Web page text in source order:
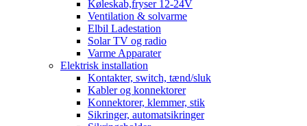
Køleskab,fryser 12-24V
Ventilation & solvarme
Elbil Ladestation
Solar TV og radio
Varme Apparater
Elektrisk installation
Kontakter, switch, tænd/sluk
Kabler og konnektorer
Konnektorer, klemmer, stik
Sikringer, automatsikringer